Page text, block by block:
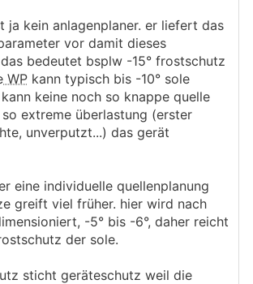
ja kein anlagenplaner. er liefert das
vor damit dieses
bedeutet bsplw -15° frostschutz
WP kann typisch bis -10° sole
keine noch so knappe quelle
extreme überlastung (erster
unverputzt...) das gerät
eine individuelle quellenplanung
greift viel früher. hier wird nach
-5° bis -6°, daher reicht
der sole.
sticht geräteschutz weil die